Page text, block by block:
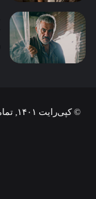
© کپی‌رایت ۱۴۰۱, تمامی حقوق وب سایت متعلق به کاشمر سلام می باشد |